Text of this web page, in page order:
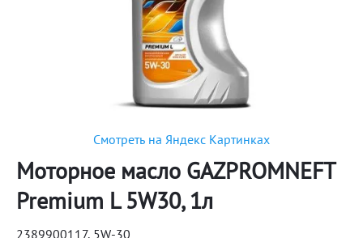
Смотреть на Яндекс Картинках
Моторное масло GAZPROMNEFT
Premium L 5W30, 1л
2389900117, 5W-30